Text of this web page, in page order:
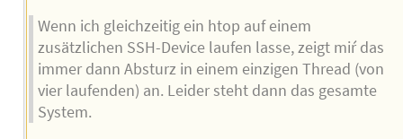
Wenn ich gleichzeitig ein htop auf einem
zusätzlichen SSH-Device laufen lasse, zeigt miŕ das
immer dann Absturz in einem einzigen Thread (von
vier laufenden) an. Leider steht dann das gesamte
System.